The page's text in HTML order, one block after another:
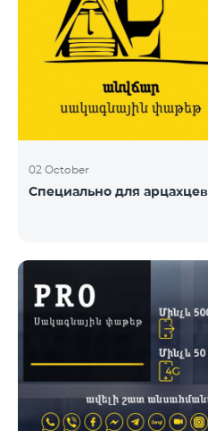
02 October
Специально для арцахцев